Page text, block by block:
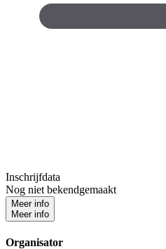
Inschrijfdata
Nog niet bekendgemaakt
Meer info
Meer info
Organisator